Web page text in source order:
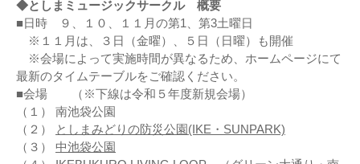
◆としまミュージックサークル 概要
■日時 ９、１０、１１月の第1、第3土曜日
※１１月は、３日（金曜）、５日（日曜）も開催
※会場によって実施時間が異なるため、ホームページにて
最新のタイムテーブルをご確認ください。
■会場 （※下線は令和５年度新規会場）
（１） 南池袋公園
（２）
としまみどりの防災公園(IKE・SUNPARK)
（３） 中池袋公園